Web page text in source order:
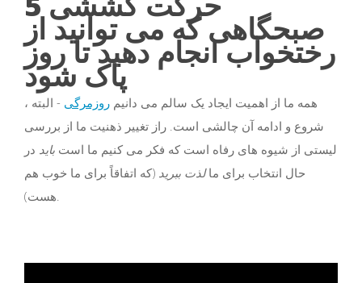
صبحگاهی که می توانید از
رختخواب انجام دهید تا روز
پاک شود
همه ما از اهمیت ایجاد یک سالم می دانیم روزمرگی - البته ،
شروع و ادامه آن چالشی است. راز تغییر ذهنیت ما از بررسی
لیستی از شیوه های رفاه است که فکر می کنیم ما است باید در
حال انتخاب برای مالذت ببرید (که اتفاقاً برای ما خوب هم
هست).